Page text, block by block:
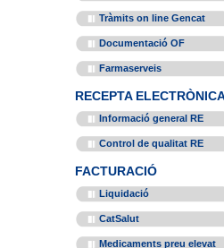
Tràmits on line Gencat
Documentació OF
Farmaserveis
RECEPTA
Informació general RE
Control de qualitat RE
FACTURACIÓ
Liquidació
CatSalut
Medicaments preu elevat